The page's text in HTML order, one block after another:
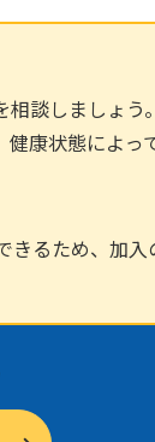
談しましょう
康状態によっ
きるため、加